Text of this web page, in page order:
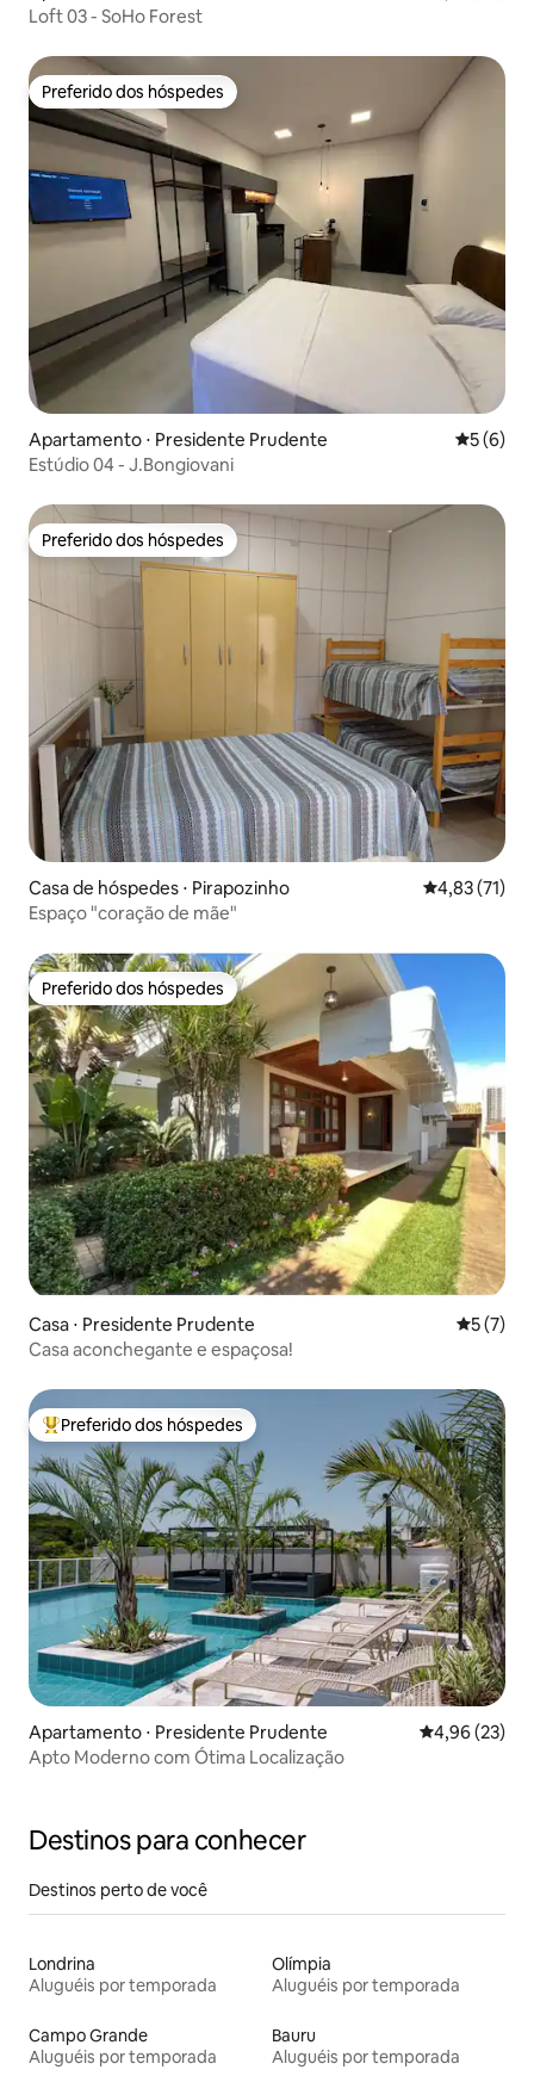
Loft 03 - SoHo Forest
Preferido dos hóspedes
Preferido dos hóspedes
Apartamento ⋅ Presidente Prudente 5 de
5 (6)
Estúdio 04 - J.Bongiovani
Preferido dos hóspedes
Preferido dos hóspedes
Casa de hóspedes ⋅ Pirapozinho 4,83 de uma
4,83 (71)
Espaço "coração de mãe"
Preferido dos hóspedes
Preferido dos hóspedes
Casa ⋅ Presidente Prudente 5 de
5 (7)
Casa aconchegante e espaçosa!
Entre os melhores preferidos dos hóspedes
Preferido dos hóspedes
Apartamento ⋅ Presidente Prudente 4,96 de uma
4,96 (23)
Apto Moderno com Ótima Localização
Destinos para conhecer
Destinos perto de você
Londrina
Aluguéis por temporada
Olímpia
Aluguéis por temporada
Campo Grande
Aluguéis por temporada
Bauru
Aluguéis por temporada